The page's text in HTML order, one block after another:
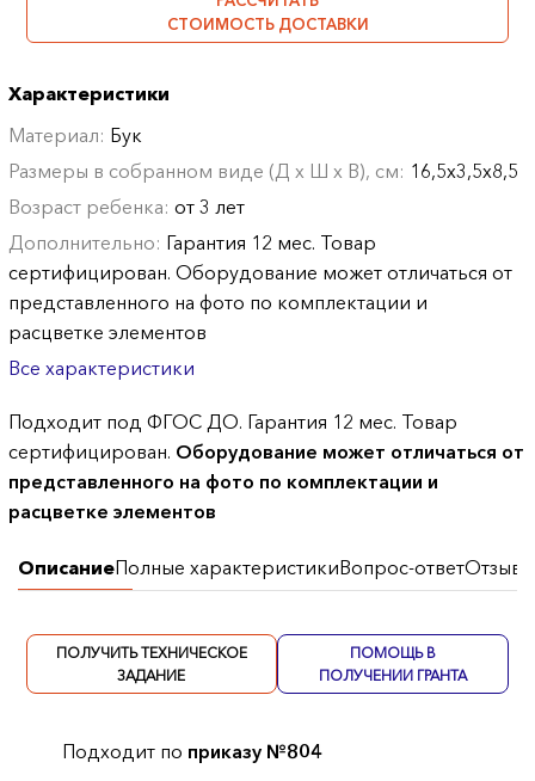
СТОИМОСТЬ ДОСТАВКИ
Характеристики
Материал: Бук
Размеры в собранном виде (Д х Ш х В), см: 16,5х3,5х8,5
Возраст ребенка:от 3 лет
Дополнительно: Гарантия 12 мес. Товар
сертифицирован. Оборудование может отличаться от
представленного на фото по комплектации и
расцветке элементов
Все характеристики
Подходит под ФГОС ДО. Гарантия 12 мес. Товар
сертифицирован. Оборудование может отличаться от
представленного на фото по комплектации и
расцветке элементов
ОписаниеПолные характеристикиВопрос-ответОтзывы
ПОЛУЧИТЬ ТЕХНИЧЕСКОЕ
ЗАДАНИЕ
ПОМОЩЬ В
ПОЛУЧЕНИИ ГРАНТА
Подходит по приказу №804